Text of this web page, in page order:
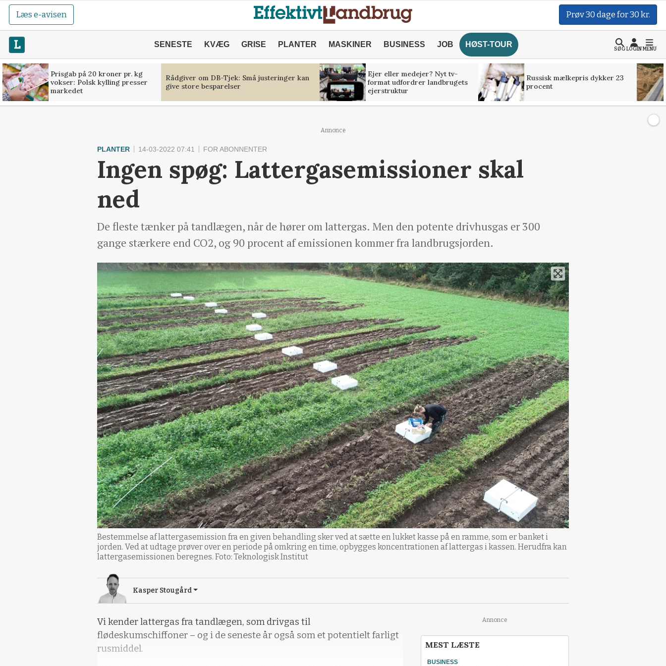
Læs e-avisen Prøv 30 dage for 30 kr.
SENESTE KVÆG GRISE PLANTER MASKINER BUSINESS JOB HØST-TOUR
SØGLOGINMENU
Prisgab på 20 kroner pr. kg
vokser: Polsk kylling presser
markedet
Rådgiver om DB-Tjek: Små justeringer kan
give store besparelser
Ejer eller medejer? Nyt tv-
format udfordrer landbrugets
ejerstruktur
Russisk mælkepris dykker 23
procent
Annonce
PLANTER 14-03-2022 07:41 FOR ABONNENTER
Ingen spøg: Lattergasemissioner skal
ned
De fleste tænker på tandlægen, når de hører om lattergas. Men den potente drivhusgas er 300
gange stærkere end CO2, og 90 procent af emissionen kommer fra landbrugsjorden.
Bestemmelse af lattergasemission fra en given behandling sker ved at sætte en lukket kasse på en ramme, som er banket i
jorden. Ved at udtage prøver over en periode på omkring en time, opbygges koncentrationen af lattergas i kassen. Herudfra kan
lattergasemissionen beregnes. Foto: Teknologisk Institut
Kasper Stougård
Vi kender lattergas fra tandlægen, som drivgas til
flødeskumschiffoner – og i de seneste år også som et potentielt farligt
rusmiddel.
Annonce
MEST LÆSTE
BUSINESS